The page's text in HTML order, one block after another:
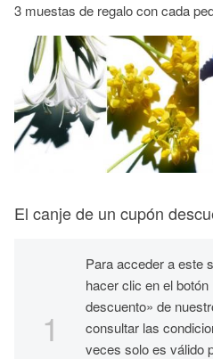
3 muestas de regalo con cada
El canje de un cupón
Para acceder a este
hacer clic en el
descuento» de
consultar las
veces solo es válido